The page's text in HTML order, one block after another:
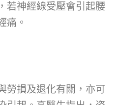
若神經線受壓會引起腰
痛。
勞損及退化有關，亦可